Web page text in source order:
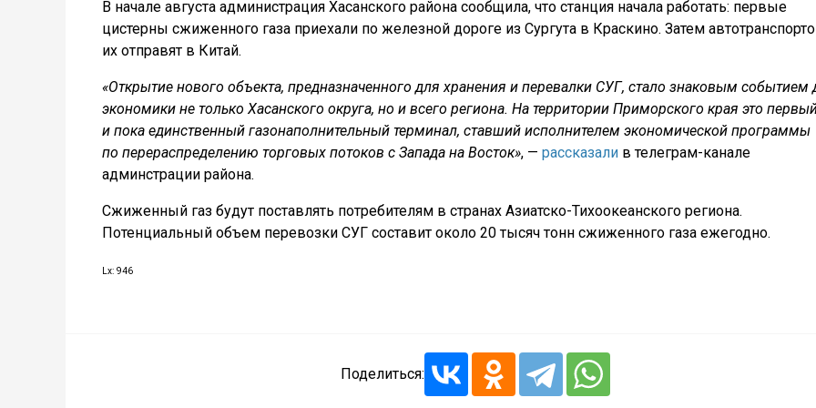
В начале августа администрация Хасанского района сообщила, что станция начала работать: первые
цистерны сжиженного газа приехали по железной дороге из Сургута в Краскино. Затем
их отправят в Китай.
«Открытие нового объекта, предназначенного для хранения и перевалки СУГ, стало знаковым событием
экономики не только Хасанского округа, но и всего региона. На территории Приморского края это
и пока единственный газонаполнительный терминал, ставший исполнителем экономической программы
по перераспределению торговых потоков с Запада на Восток», — рассказали в телеграм-канале
админстрации района.
Сжиженный газ будут поставлять потребителям в странах Азиатско-Тихоокеанского региона.
Потенциальный объем перевозки СУГ составит около 20 тысяч тонн сжиженного газа ежегодно.
Lx: 946
Поделиться: